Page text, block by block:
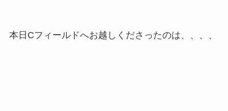
本日Cフィールドへお越しくださったのは、、、、